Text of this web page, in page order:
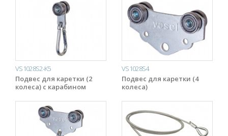
VS1028S2-K5
Подвес для каретки (2
колеса) с карабином
VS1028S4
Подвес для каретки (4
колеса)